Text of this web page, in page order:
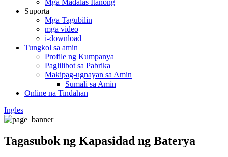
Mga Madalas Itanong
Suporta
Mga Tagubilin
mga video
i-download
Tungkol sa amin
Profile ng Kumpanya
Paglilibot sa Pabrika
Makipag-ugnayan sa Amin
Sumali sa Amin
Online na Tindahan
Ingles
Tagasubok ng Kapasidad ng Baterya